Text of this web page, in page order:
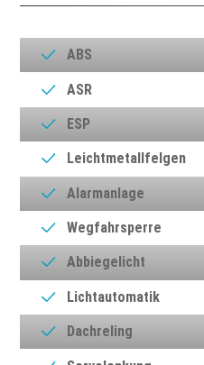
ABS
ASR
ESP
Leichtmetallfelgen
Alarmanlage
Wegfahrsperre
Abbiegelicht
Lichtautomatik
Dachreling